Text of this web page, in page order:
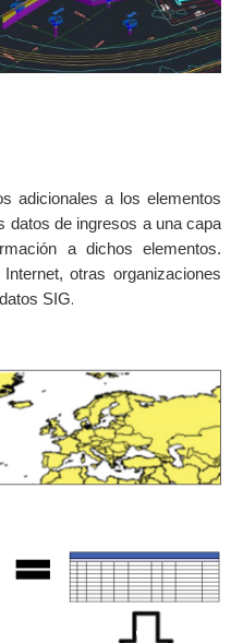
adicionales a los elementos
datos de ingresos a una capa
a dichos elementos.
otras organizaciones
SIG.